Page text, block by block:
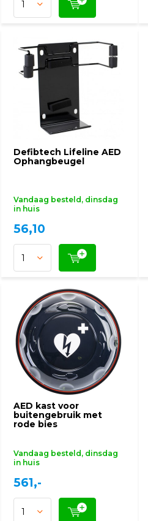
Defibtech Lifeline AED
Ophangbeugel
Vandaag besteld, dinsdag
in huis
56,10
AED kast voor
buitengebruik met
rode bies
Vandaag besteld, dinsdag
in huis
561,-